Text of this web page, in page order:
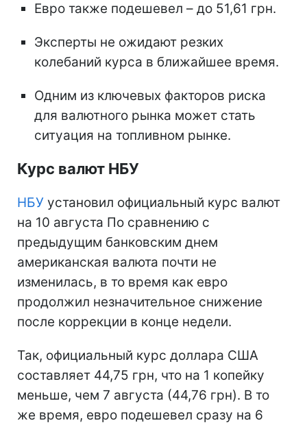
Евро также подешевел – до 51,61 грн.
Эксперты не ожидают резких
колебаний курса в ближайшее время.
Одним из ключевых факторов риска
для валютного рынка может стать
ситуация на топливном рынке.
Курс валют НБУ
НБУ установил официальный курс валют
на 10 августа По сравнению с
предыдущим банковским днем
американская валюта почти не
изменилась, в то время как евро
продолжил незначительное снижение
после коррекции в конце недели.
Так, официальный курс доллара США
составляет 44,75 грн, что на 1 копейку
меньше, чем 7 августа (44,76 грн). В то
же время, евро подешевел сразу на 6